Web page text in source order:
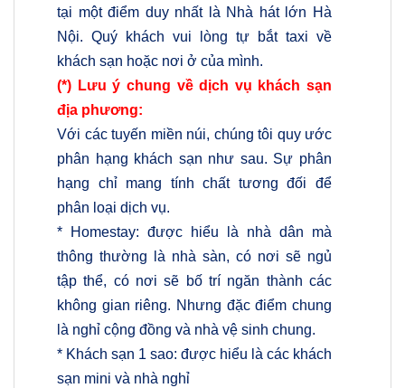
tại một điểm duy nhất là Nhà hát lớn Hà
Nội. Quý khách vui lòng tự bắt taxi về
khách sạn hoặc nơi ở của mình.
(*) Lưu ý chung về dịch vụ khách sạn
địa phương:
Với các tuyến miền núi, chúng tôi quy ước
phân hạng khách sạn như sau. Sự phân
hạng chỉ mang tính chất tương đối để
phân loại dịch vụ.
* Homestay: được hiểu là nhà dân mà
thông thường là nhà sàn, có nơi sẽ ngủ
tập thể, có nơi sẽ bố trí ngăn thành các
không gian riêng. Nhưng đặc điểm chung
là nghỉ cộng đồng và nhà vệ sinh chung.
* Khách sạn 1 sao: được hiểu là các khách
sạn mini và nhà nghỉ